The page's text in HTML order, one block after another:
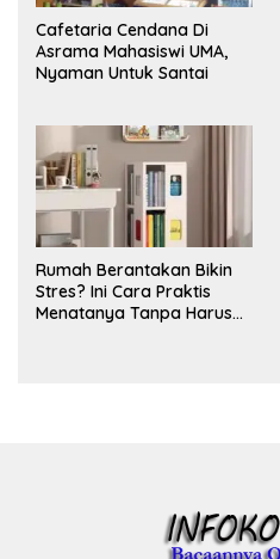
Cafetaria Cendana Di
Asrama Mahasiswi UMA,
Nyaman Untuk Santai
Rumah Berantakan Bikin
Stres? Ini Cara Praktis
Menatanya Tanpa Harus